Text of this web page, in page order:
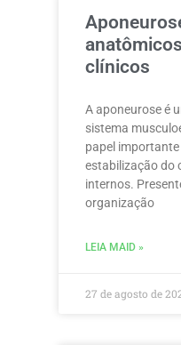
clínicos
A aponeurose é
sistema
papel
estabilização do
internos.
organização
LEIA MAID »
27 de agosto de